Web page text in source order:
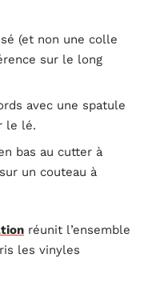
(et non une colle
sur le long
avec une spatule
le lé.
bas au cutter à
un couteau à
réunit l’ensemble
les vinyles